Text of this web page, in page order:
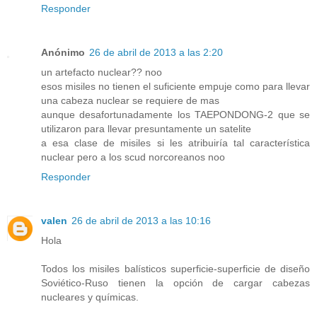
Responder
Anónimo 26 de abril de 2013 a las 2:20
un artefacto nuclear?? noo
esos misiles no tienen el suficiente empuje como para llevar
una cabeza nuclear se requiere de mas
aunque desafortunadamente los TAEPONDONG-2 que se
utilizaron para llevar presuntamente un satelite
a esa clase de misiles si les atribuiría tal característica
nuclear pero a los scud norcoreanos noo
Responder
valen 26 de abril de 2013 a las 10:16
Hola
Todos los misiles balísticos superficie-superficie de diseño
Soviético-Ruso tienen la opción de cargar cabezas
nucleares y químicas.